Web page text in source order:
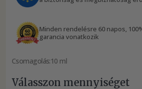
Minden rendelésre 60 napos,
garancia vonatkozik
Csomagolás:10 ml
Válasszon mennyiséget